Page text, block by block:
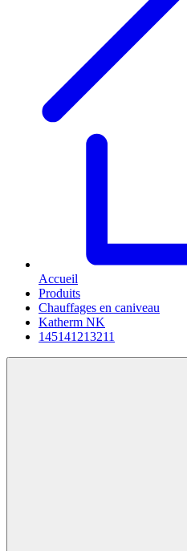
Accueil
Produits
Chauffages en caniveau
Katherm NK
145141213211